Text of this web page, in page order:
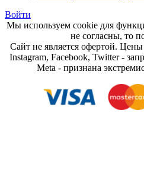
Войти
Мы используем cookie для
не согласны, то
Сайт не является офертой.
Instagram, Facebook, Twitter -
Meta - признана